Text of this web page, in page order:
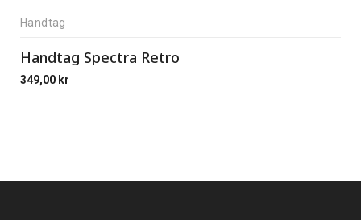
Handtag
Handtag Spectra Retro
349,00 kr